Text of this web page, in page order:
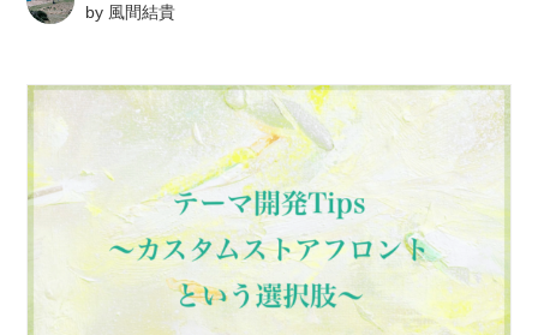
by 風間結貴